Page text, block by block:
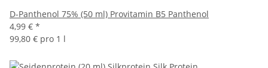
D-Panthenol 75% (50 ml) Provitamin B5 Panthenol
4,99 € *
99,80 € pro 1 l